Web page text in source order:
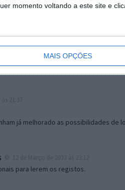
momento voltando a este site e
MAIS OPÇÕES
já melhorado as possibilidades de
para lerem os registos.